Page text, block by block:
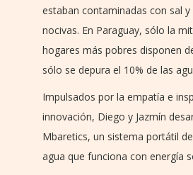
estaban contaminadas con sal y
nocivas. En Paraguay, sólo la
hogares más pobres disponen
sólo se depura el 10% de las
Impulsados por la empatía e
innovación, Diego y Jazmín
Mbaretics, un sistema portátil
agua que funciona con energía